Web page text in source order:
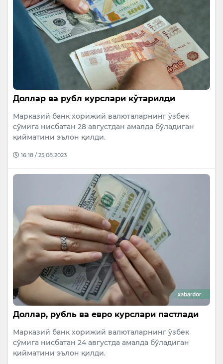
Доллар ва рубл курслари кўтарилди
Марказий банк хорижий валюталарнинг ўзбек
сўмига нисбатан 28 августдан амалда бўладиган
қийматини эълон қилди.
16:18 / 25.08.2023
Доллар, рубль ва евро курслари пастлади
Марказий банк хорижий валюталарнинг ўзбек
сўмига нисбатан 24 августда амалда бўладиган
қийматини эълон қилди.